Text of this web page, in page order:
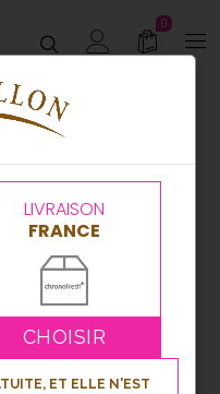
0
ET ELLE N'EST
LIVRAISON
FRANCE
CHOISIR